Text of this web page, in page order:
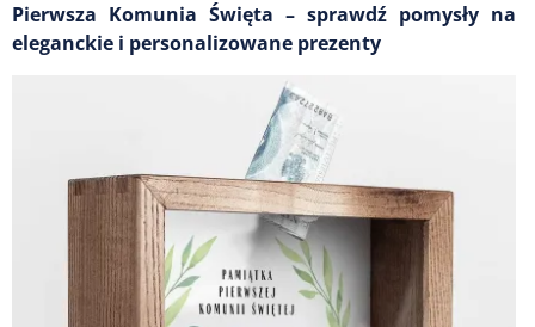
Pierwsza Komunia Święta – sprawdź pomysły na
eleganckie i personalizowane prezenty